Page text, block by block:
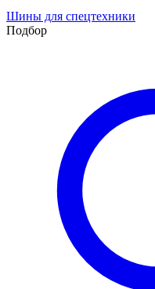
Шины для спецтехники
Подбор